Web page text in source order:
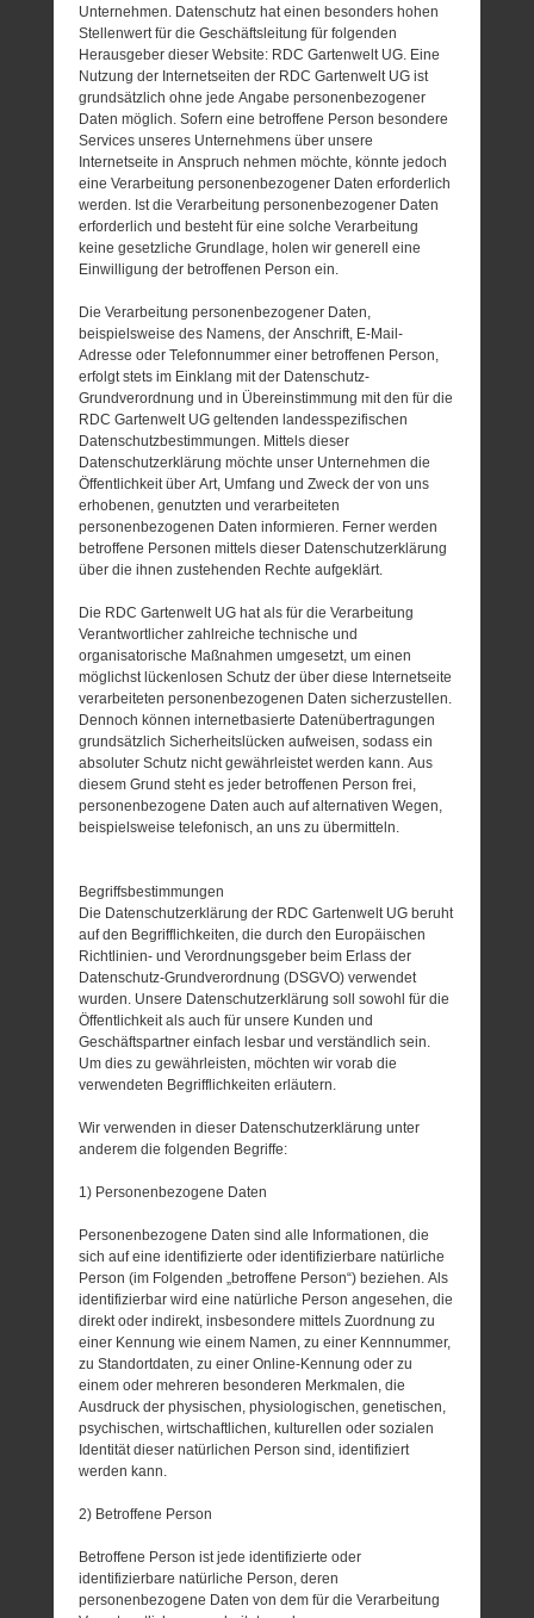
Unternehmen. Datenschutz hat einen besonders hohen
Stellenwert für die Geschäftsleitung für folgenden
Herausgeber dieser Website: RDC Gartenwelt UG. Eine
Nutzung der Internetseiten der RDC Gartenwelt UG ist
grundsätzlich ohne jede Angabe personenbezogener
Daten möglich. Sofern eine betroffene Person besondere
Services unseres Unternehmens über unsere
Internetseite in Anspruch nehmen möchte, könnte jedoch
eine Verarbeitung personenbezogener Daten erforderlich
werden. Ist die Verarbeitung personenbezogener Daten
erforderlich und besteht für eine solche Verarbeitung
keine gesetzliche Grundlage, holen wir generell eine
Einwilligung der betroffenen Person ein.
Die Verarbeitung personenbezogener Daten,
beispielsweise des Namens, der Anschrift, E-Mail-
Adresse oder Telefonnummer einer betroffenen Person,
erfolgt stets im Einklang mit der Datenschutz-
Grundverordnung und in Übereinstimmung mit den für die
RDC Gartenwelt UG geltenden landesspezifischen
Datenschutzbestimmungen. Mittels dieser
Datenschutzerklärung möchte unser Unternehmen die
Öffentlichkeit über Art, Umfang und Zweck der von uns
erhobenen, genutzten und verarbeiteten
personenbezogenen Daten informieren. Ferner werden
betroffene Personen mittels dieser Datenschutzerklärung
über die ihnen zustehenden Rechte aufgeklärt.
Die RDC Gartenwelt UG hat als für die Verarbeitung
Verantwortlicher zahlreiche technische und
organisatorische Maßnahmen umgesetzt, um einen
möglichst lückenlosen Schutz der über diese Internetseite
verarbeiteten personenbezogenen Daten sicherzustellen.
Dennoch können internetbasierte Datenübertragungen
grundsätzlich Sicherheitslücken aufweisen, sodass ein
absoluter Schutz nicht gewährleistet werden kann. Aus
diesem Grund steht es jeder betroffenen Person frei,
personenbezogene Daten auch auf alternativen Wegen,
beispielsweise telefonisch, an uns zu übermitteln.
Begriffsbestimmungen
Die Datenschutzerklärung der RDC Gartenwelt UG beruht
auf den Begrifflichkeiten, die durch den Europäischen
Richtlinien- und Verordnungsgeber beim Erlass der
Datenschutz-Grundverordnung (DSGVO) verwendet
wurden. Unsere Datenschutzerklärung soll sowohl für die
Öffentlichkeit als auch für unsere Kunden und
Geschäftspartner einfach lesbar und verständlich sein.
Um dies zu gewährleisten, möchten wir vorab die
verwendeten Begrifflichkeiten erläutern.
Wir verwenden in dieser Datenschutzerklärung unter
anderem die folgenden Begriffe:
1) Personenbezogene Daten
Personenbezogene Daten sind alle Informationen, die
sich auf eine identifizierte oder identifizierbare natürliche
Person (im Folgenden „betroffene Person“) beziehen. Als
identifizierbar wird eine natürliche Person angesehen, die
direkt oder indirekt, insbesondere mittels Zuordnung zu
einer Kennung wie einem Namen, zu einer Kennnummer,
zu Standortdaten, zu einer Online-Kennung oder zu
einem oder mehreren besonderen Merkmalen, die
Ausdruck der physischen, physiologischen, genetischen,
psychischen, wirtschaftlichen, kulturellen oder sozialen
Identität dieser natürlichen Person sind, identifiziert
werden kann.
2) Betroffene Person
Betroffene Person ist jede identifizierte oder
identifizierbare natürliche Person, deren
personenbezogene Daten von dem für die Verarbeitung